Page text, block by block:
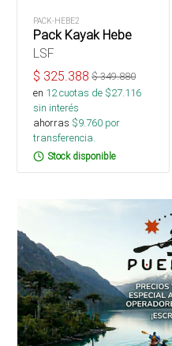
PACK-HEBE2
Pack Kayak Hebe
LSF
$ 325.388 $349.880
en 12cuotas de $27.116
sin interés
ahorras $9.760 por
transferencia.
Stock disponible